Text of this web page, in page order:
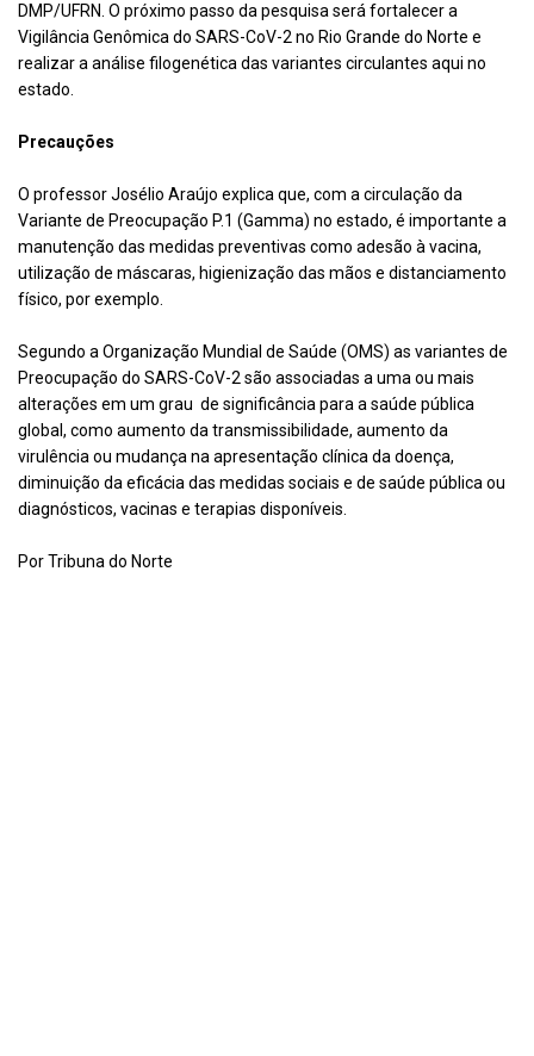
DMP/UFRN. O próximo passo da pesquisa será fortalecer a
Vigilância Genômica do SARS-CoV-2 no Rio Grande do Norte e
realizar a análise filogenética das variantes circulantes aqui no
estado.
Precauções
O professor Josélio Araújo explica que, com a circulação da
Variante de Preocupação P.1 (Gamma) no estado, é importante a
manutenção das medidas preventivas como adesão à vacina,
utilização de máscaras, higienização das mãos e distanciamento
físico, por exemplo.
Segundo a Organização Mundial de Saúde (OMS) as variantes de
Preocupação do SARS-CoV-2 são associadas a uma ou mais
alterações em um grau de significância para a saúde pública
global, como aumento da transmissibilidade, aumento da
virulência ou mudança na apresentação clínica da doença,
diminuição da eficácia das medidas sociais e de saúde pública ou
diagnósticos, vacinas e terapias disponíveis.
Por Tribuna do Norte